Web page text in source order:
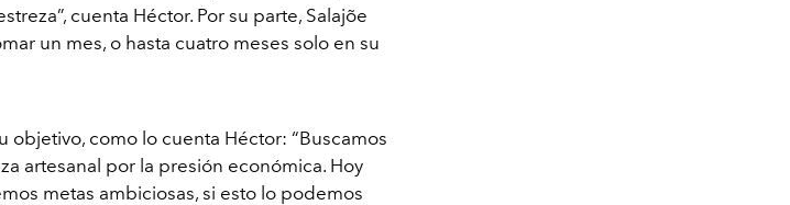
cuenta Héctor. Por su parte, Salajõe
un mes, o hasta cuatro meses solo en su
objetivo, como lo cuenta Héctor: “Buscamos
artesanal por la presión económica. Hoy
metas ambiciosas, si esto lo podemos